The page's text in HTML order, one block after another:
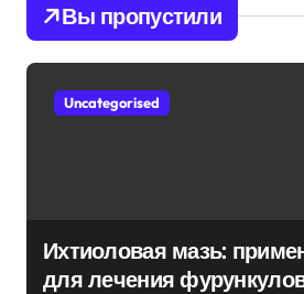
Вы пропустили
Uncategorised
Ихтиоловая мазь:
для лечения